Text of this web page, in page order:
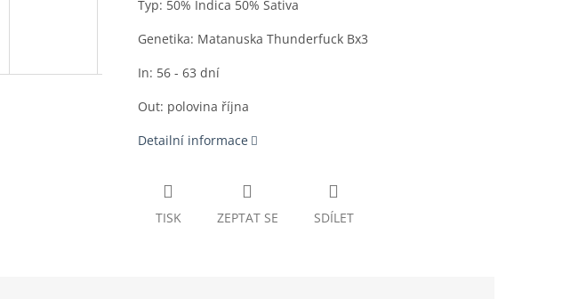
Typ: 50% Indica 50% Sativa
Genetika: Matanuska Thunderfuck Bx3
In: 56 - 63 dní
Out: polovina října
Detailní informace
TISK ZEPTAT SE SDÍLET